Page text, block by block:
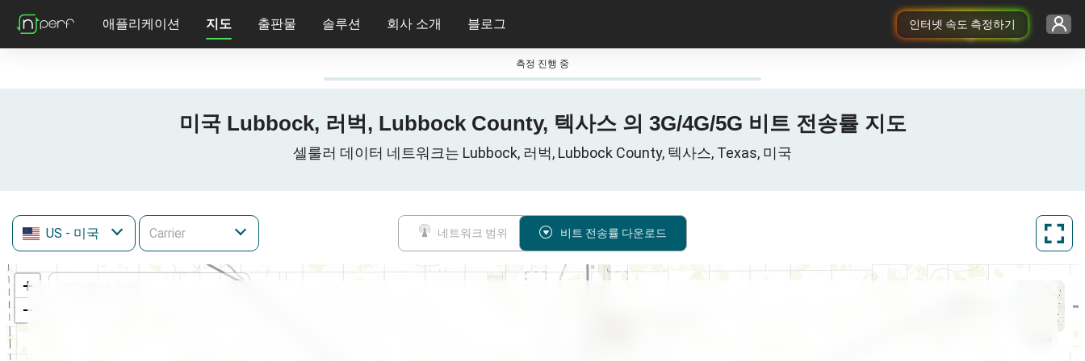
인터넷 속도 측정하기
애플리케이션 지도 출판물 솔루션 회사 소개 블로그
측정 진행 중
미국 Lubbock, 러벅, Lubbock County, 텍사스 의 3G/4G/5G 비트 전송률 지도
셀룰러 데이터 네트워크는 Lubbock, 러벅, Lubbock County, 텍사스, Texas, 미국
US - 미국 네트워크 범위 비트 전송률 다운로드
+
−